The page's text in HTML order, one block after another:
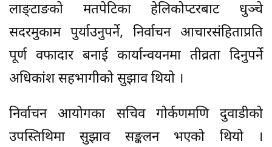
लाङ्टाङको मतपेटिका हेलिकोप्टरबाट धुञ्चे
सदरमुकाम पुर्याउनुपर्ने, निर्वाचन आचारसंहिताप्रति
पूर्ण वफादार बनाई कार्यान्वयनमा तीव्रता दिनुपर्ने
अधिकांश सहभागीको सुझाव थियो ।
निर्वाचन आयोगका सचिव गोर्कणमणि दुवाडीको
उपस्तिथिमा सुझाव सङ्कलन भएको थियो ।